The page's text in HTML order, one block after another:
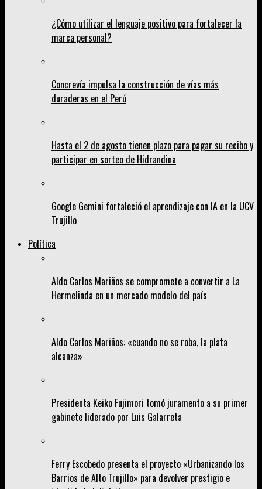
¿Cómo utilizar el lenguaje positivo para fortalecer la
marca personal?
Concrevía impulsa la construcción de vías más
duraderas en el Perú
Hasta el 2 de agosto tienen plazo para pagar su recibo y
participar en sorteo de Hidrandina
Google Gemini fortaleció el aprendizaje con IA en la UCV
Trujillo
Política
Aldo Carlos Mariños se compromete a convertir a La
Hermelinda en un mercado modelo del país
Aldo Carlos Mariños: «cuando no se roba, la plata
alcanza»
Presidenta Keiko Fujimori tomó juramento a su primer
gabinete liderado por Luis Galarreta
Ferry Escobedo presenta el proyecto «Urbanizando los
Barrios de Alto Trujillo» para devolver prestigio e